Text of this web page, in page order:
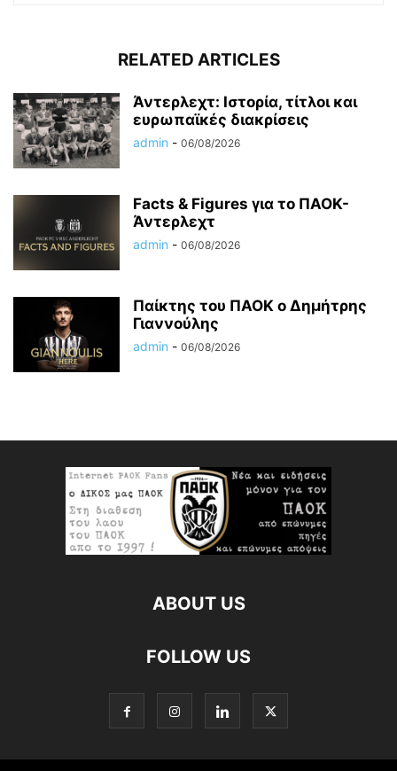
RELATED ARTICLES
Άντερλεχτ: Ιστορία, τίτλοι και
ευρωπαϊκές διακρίσεις
admin - 06/08/2026
Facts & Figures για το ΠΑΟΚ-
Άντερλεχτ
admin - 06/08/2026
Παίκτης του ΠΑΟΚ ο Δημήτρης
Γιαννούλης
admin - 06/08/2026
ABOUT US
FOLLOW US